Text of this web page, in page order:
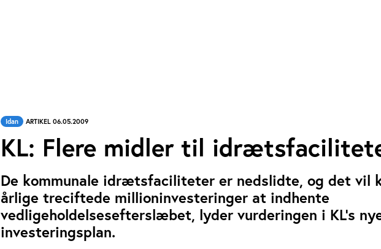
Idan ARTIKEL 06.05.2009
KL: Flere midler til
De kommunale idrætsfaciliteter er nedslidte, og det vil
årlige treciftede millioninvesteringer at indhente
vedligeholdelsesefterslæbet, lyder vurderingen i KL’s
investeringsplan.